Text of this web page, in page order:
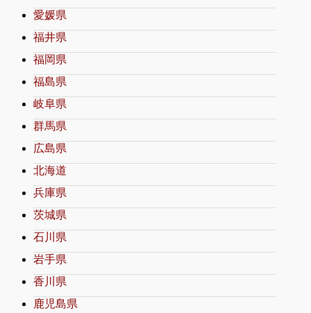
愛媛県
福井県
福岡県
福島県
岐阜県
群馬県
広島県
北海道
兵庫県
茨城県
石川県
岩手県
香川県
鹿児島県